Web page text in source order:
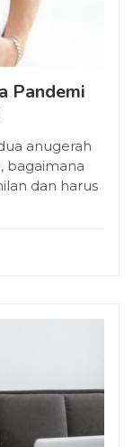
Pandemi
anugerah
bagaimana
dan harus